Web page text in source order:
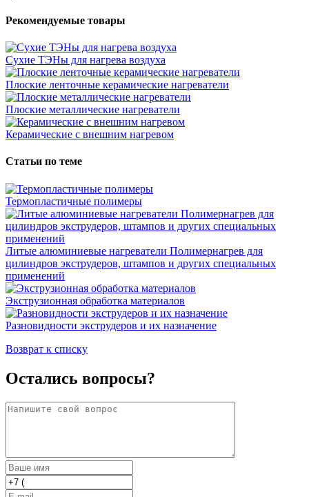
Рекомендуемые товары
Сухие ТЭНы для нагрева воздуха
Плоские ленточные керамические нагреватели
Плоские металлические нагреватели
Керамические с внешним нагревом
Статьи по теме
Термопластичные полимеры
Литые алюминиевые нагреватели Полимернагрев для
цилиндров экструдеров, штампов и других специальных
применений
Экструзионная обработка материалов
Разновидности экструдеров и их назначение
Возврат к списку
Остались вопросы?